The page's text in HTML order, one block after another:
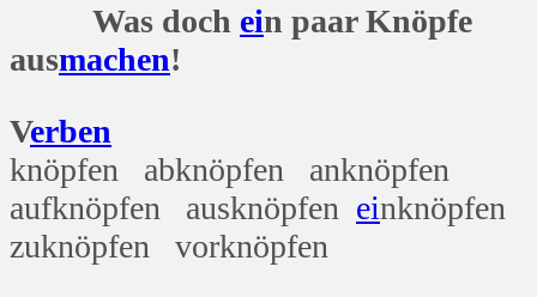
Was doch ein paar Knöpfe
ausmachen!
Verben
knöpfen abknöpfen anknöpfen
aufknöpfen ausknöpfen einknöpfen
zuknöpfen vorknöpfen